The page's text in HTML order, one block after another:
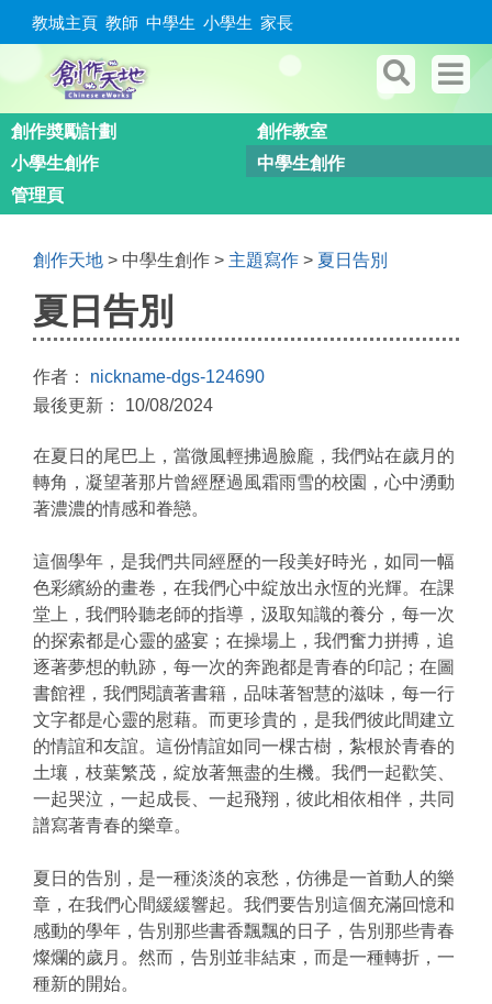
教城主頁 教師 中學生 小學生 家長
創作奬勵計劃
創作教室
小學生創作
中學生創作
管理頁
創作天地 > 中學生創作 > 主題寫作 > 夏日告別
夏日告別
作者： nickname-dgs-124690
最後更新： 10/08/2024
在夏日的尾巴上，當微風輕拂過臉龐，我們站在歲月的
轉角，凝望著那片曾經歷過風霜雨雪的校園，心中湧動
著濃濃的情感和眷戀。
這個學年，是我們共同經歷的一段美好時光，如同一幅
色彩繽紛的畫卷，在我們心中綻放出永恆的光輝。在課
堂上，我們聆聽老師的指導，汲取知識的養分，每一次
的探索都是心靈的盛宴；在操場上，我們奮力拼搏，追
逐著夢想的軌跡，每一次的奔跑都是青春的印記；在圖
書館裡，我們閱讀著書籍，品味著智慧的滋味，每一行
文字都是心靈的慰藉。而更珍貴的，是我們彼此間建立
的情誼和友誼。這份情誼如同一棵古樹，紮根於青春的
土壤，枝葉繁茂，綻放著無盡的生機。我們一起歡笑、
一起哭泣，一起成長、一起飛翔，彼此相依相伴，共同
譜寫著青春的樂章。
夏日的告別，是一種淡淡的哀愁，仿彿是一首動人的樂
章，在我們心間緩緩響起。我們要告別這個充滿回憶和
感動的學年，告別那些書香飄飄的日子，告別那些青春
燦爛的歲月。然而，告別並非結束，而是一種轉折，一
種新的開始。